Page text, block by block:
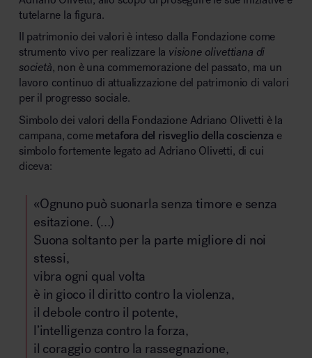
tutelarne la figura.
Il patrimonio dei valori è inteso dalla Fondazione come
strumento vivo per realizzare la visione olivettiana di
società, non è una commemorazione del passato, ma un
lavoro continuo di attualizzazione del patrimonio di valori
per il progresso sociale.
Simbolo dei valori della Fondazione Adriano Olivetti è la
campana, come metafora del risveglio della coscienza e
simbolo fortemente legato ad Adriano Olivetti, di cui
diceva:
«Ognuno può suonarla senza timore e senza
esitazione. (…)
Suona soltanto per la parte migliore di noi
stessi,
vibra ogni qual volta
è in gioco il diritto contro la violenza,
il debole contro il potente,
l’intelligenza contro la forza,
il coraggio contro la rassegnazione,